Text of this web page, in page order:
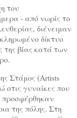
του
- από νωρίς το
διένειμαν
δίκτυο
της βίας κατά των
Στάμος (Artists
στις γυναίκες που
προσφέρθηκαν
της πόλης. Στη